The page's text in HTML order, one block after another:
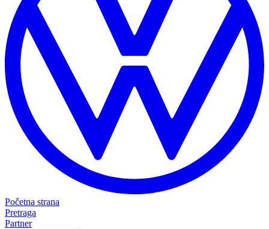
Početna strana
Pretraga
Partner